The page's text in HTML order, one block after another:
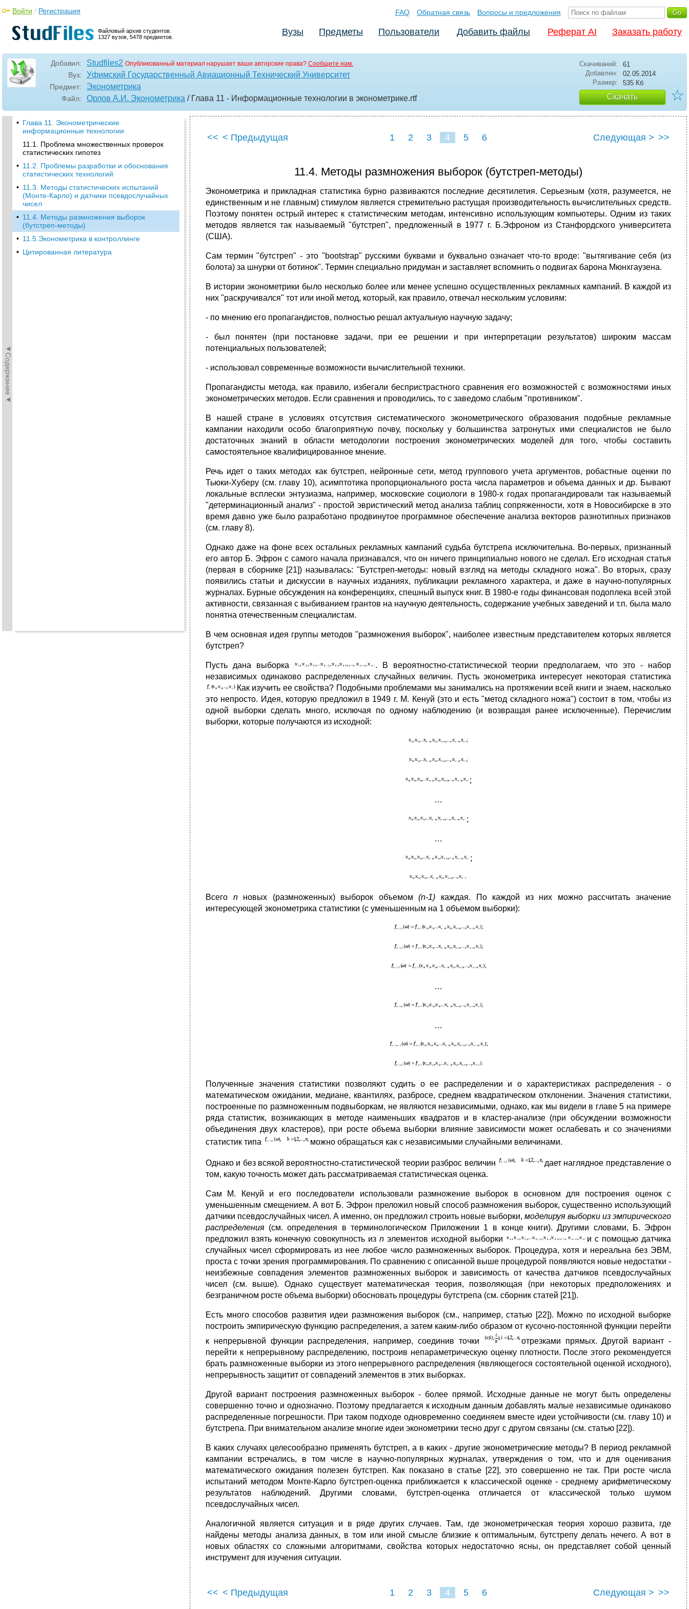
Файловый архив студентов.
1327 вузов, 5478 предметов.
Войти / Регистрация FAQ Обратная связь Вопросы и предложения
Вузы Предметы Пользователи Добавить файлы Реферат AI Заказать работу
Добавил: Studfiles2 Опубликованный материал нарушает ваши авторские права? Сообщите нам.
Вуз: Уфимский Государственный Авиационный Технический Университет
Предмет: Эконометрика
Файл: Орлов А.И. Эконометрика / Глава 11 - Информационные технологии в эконометрике.rtf
Скачиваний:
61
Добавлен:
02.05.2014
Размер:
535 Кб
Скачать ☆
◄Содержание◄
• Глава 11. Эконометрические
информационные технологии
11.1. Проблема множественных проверок
статистических гипотез
• 11.2. Проблемы разработки и обоснования
статистических технологий
• 11.3. Методы статистических испытаний
(Монте-Карло) и датчики псевдослучайных
чисел
• 11.4. Методы размножения выборок
(бутстреп-методы)
• 11.5.Эконометрика в контроллинге
• Цитированная литература
<< < Предыдущая 1 2 3 4 5 6 Следующая > >>
11.4. Методы размножения выборок (бутстреп-методы)
Эконометрика и прикладная статистика бурно развиваются последние десятилетия. Серьезным (хотя, разумеется, не
единственным и не главным) стимулом является стремительно растущая производительность вычислительных средств.
Поэтому понятен острый интерес к статистическим методам, интенсивно использующим компьютеры. Одним из таких
методов является так называемый "бутстреп", предложенный в 1977 г. Б.Эфроном из Станфордского университета
(США).
Сам термин "бутстреп" - это "bootstrap" русскими буквами и буквально означает что-то вроде: "вытягивание себя (из
болота) за шнурки от ботинок". Термин специально придуман и заставляет вспомнить о подвигах барона Мюнхгаузена.
В истории эконометрики было несколько более или менее успешно осуществленных рекламных кампаний. В каждой из
них "раскручивался" тот или иной метод, который, как правило, отвечал нескольким условиям:
- по мнению его пропагандистов, полностью решал актуальную научную задачу;
- был понятен (при постановке задачи, при ее решении и при интерпретации результатов) широким массам
потенциальных пользователей;
- использовал современные возможности вычислительной техники.
Пропагандисты метода, как правило, избегали беспристрастного сравнения его возможностей с возможностями иных
эконометрических методов. Если сравнения и проводились, то с заведомо слабым "противником".
В нашей стране в условиях отсутствия систематического эконометрического образования подобные рекламные
кампании находили особо благоприятную почву, поскольку у большинства затронутых ими специалистов не было
достаточных знаний в области методологии построения эконометрических моделей для того, чтобы составить
самостоятельное квалифицированное мнение.
Речь идет о таких методах как бутстреп, нейронные сети, метод группового учета аргументов, робастные оценки по
Тьюки-Хуберу (см. главу 10), асимптотика пропорционального роста числа параметров и объема данных и др. Бывают
локальные всплески энтузиазма, например, московские социологи в 1980-х годах пропагандировали так называемый
"детерминационный анализ" - простой эвристический метод анализа таблиц сопряженности, хотя в Новосибирске в это
время давно уже было разработано продвинутое программное обеспечение анализа векторов разнотипных признаков
(см. главу 8).
Однако даже на фоне всех остальных рекламных кампаний судьба бутстрепа исключительна. Во-первых, признанный
его автор Б. Эфрон с самого начала признавался, что он ничего принципиально нового не сделал. Его исходная статья
(первая в сборнике [21]) называлась: "Бутстреп-методы: новый взгляд на методы складного ножа". Во вторых, сразу
появились статьи и дискуссии в научных изданиях, публикации рекламного характера, и даже в научно-популярных
журналах. Бурные обсуждения на конференциях, спешный выпуск книг. В 1980-е годы финансовая подоплека всей этой
активности, связанная с выбиванием грантов на научную деятельность, содержание учебных заведений и т.п. была мало
понятна отечественным специалистам.
В чем основная идея группы методов "размножения выборок", наиболее известным представителем которых является
бутстреп?
Пусть дана выборка
. В вероятностно-статистической теории предполагаем, что это - набор
независимых одинаково распределенных случайных величин. Пусть эконометрика интересует некоторая статистика
Как изучить ее свойства? Подобными проблемами мы занимались на протяжении всей книги и знаем, насколько
это непросто. Идея, которую предложил в 1949 г. М. Кенуй (это и есть "метод складного ножа") состоит в том, чтобы из
одной выборки сделать много, исключая по одному наблюдению (и возвращая ранее исключенные). Перечислим
выборки, которые получаются из исходной:
;
…
;
…
;
Всего n новых (размноженных) выборок объемом(n-1) каждая. По каждой из них можно рассчитать значение
интересующей эконометрика статистики (с уменьшенным на 1 объемом выборки):
…
…
Полученные значения статистики позволяют судить о ее распределении и о характеристиках распределения - о
математическом ожидании, медиане, квантилях, разбросе, среднем квадратическом отклонении. Значения статистики,
построенные по размноженным подвыборкам, не являются независимыми, однако, как мы видели в главе 5 на примере
ряда статистик, возникающих в методе наименьших квадратов и в кластер-анализе (при обсуждении возможности
объединения двух кластеров), при росте объема выборки влияние зависимости может ослабевать и со значениями
статистик типа
можно обращаться как с независимыми случайными величинами.
Однако и без всякой вероятностно-статистической теории разброс величин
дает наглядное представление о
том, какую точность может дать рассматриваемая статистическая оценка.
Сам М. Кенуй и его последователи использовали размножение выборок в основном для построения оценок с
уменьшенным смещением. А вот Б. Эфрон преложил новый способ размножения выборок, существенно использующий
датчики псевдослучайных чисел. А именно, он предложил строить новые выборки, моделируя выборки из эмпирического
распределения (см. определения в терминологическом Приложении 1 в конце книги). Другими словами, Б. Эфрон
предложил взять конечную совокупность из n элементов исходной выборки
и с помощью датчика
случайных чисел сформировать из нее любое число размноженных выборок. Процедура, хотя и нереальна без ЭВМ,
проста с точки зрения программирования. По сравнению с описанной выше процедурой появляются новые недостатки -
неизбежные совпадения элементов размноженных выборок и зависимость от качества датчиков псевдослучайных
чисел (см. выше). Однако существует математическая теория, позволяющая (при некоторых предположениях и
безграничном росте объема выборки) обосновать процедуры бутстрепа (см. сборник статей [21]).
Есть много способов развития идеи размножения выборок (см., например, статью [22]). Можно по исходной выборке
построить эмпирическую функцию распределения, а затем каким-либо образом от кусочно-постоянной функции перейти
к непрерывной функции распределения, например, соединив точки
отрезками прямых. Другой вариант -
перейти к непрерывному распределению, построив непараметрическую оценку плотности. После этого рекомендуется
брать размноженные выборки из этого непрерывного распределения (являющегося состоятельной оценкой исходного),
непрерывность защитит от совпадений элементов в этих выборках.
Другой вариант построения размноженных выборок - более прямой. Исходные данные не могут быть определены
совершенно точно и однозначно. Поэтому предлагается к исходным данным добавлять малые независимые одинаково
распределенные погрешности. При таком подходе одновременно соединяем вместе идеи устойчивости (см. главу 10) и
бутстрепа. При внимательном анализе многие идеи эконометрики тесно друг с другом связаны (см. статью [22]).
В каких случаях целесообразно применять бутстреп, а в каких - другие эконометрические методы? В период рекламной
кампании встречались, в том числе в научно-популярных журналах, утверждения о том, что и для оценивания
математического ожидания полезен бутстреп. Как показано в статье [22], это совершенно не так. При росте числа
испытаний методом Монте-Карло бутстреп-оценка приближается к классической оценке - среднему арифметическому
результатов наблюдений. Другими словами, бутстреп-оценка отличается от классической только шумом
псевдослучайных чисел.
Аналогичной является ситуация и в ряде других случаев. Там, где эконометрическая теория хорошо развита, где
найдены методы анализа данных, в том или иной смысле близкие к оптимальным, бутстрепу делать нечего. А вот в
новых областях со сложными алгоритмами, свойства которых недостаточно ясны, он представляет собой ценный
инструмент для изучения ситуации.
<< < Предыдущая 1 2 3 4 5 6 Следующая > >>